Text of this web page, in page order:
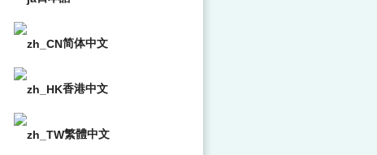
简体中文
香港中文
繁體中文